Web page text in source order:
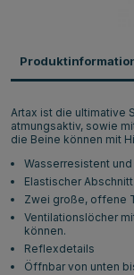
Artax ist die ultimative
atmungsaktiv, sowie
die Beine können mit
Wasserresistent
Elastischer
Zwei große, offene
Ventilationslöcher
können.
Reflexdetails
Öffnbar von unten